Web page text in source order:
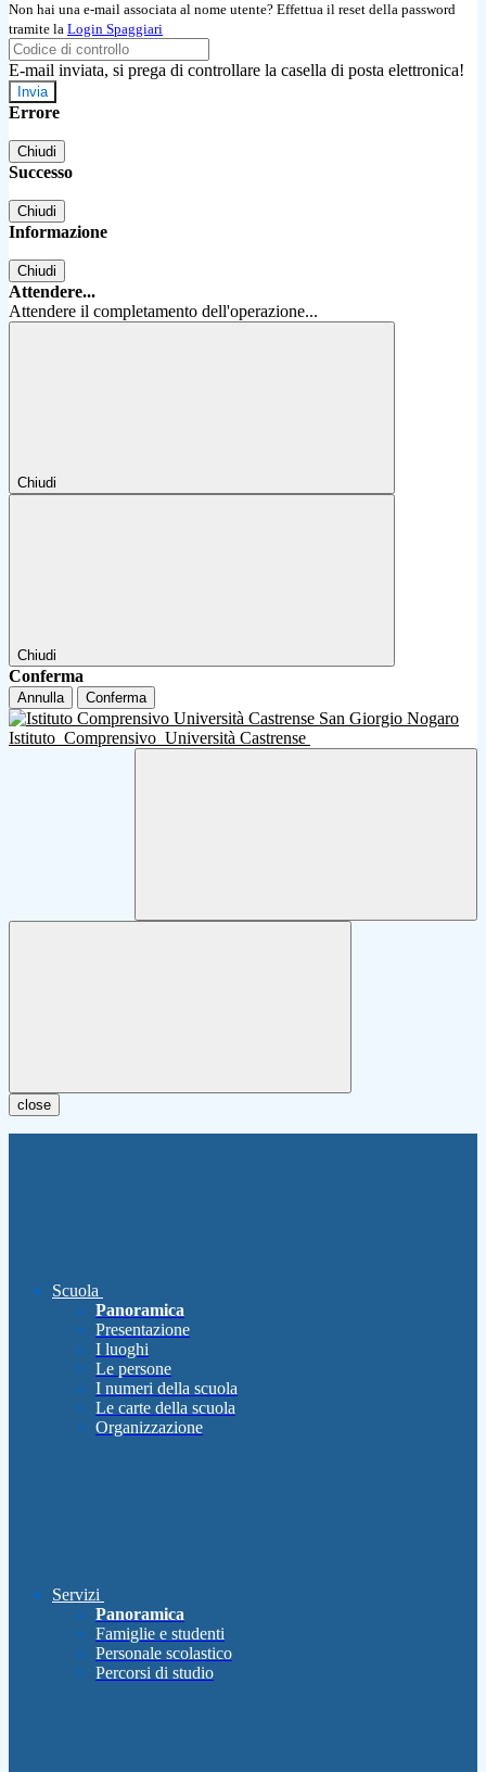
Non hai una e-mail associata al nome utente? Effettua il reset della password
tramite la Login Spaggiari
E-mail inviata, si prega di controllare la casella di posta elettronica!
Errore
Chiudi
Successo
Chiudi
Informazione
Chiudi
Attendere...
Attendere il completamento dell'operazione...
Chiudi
Chiudi
Conferma
Annulla Conferma
Istituto Comprensivo Università Castrense
close
Scuola
Panoramica
Presentazione
I luoghi
Le persone
I numeri della scuola
Le carte della scuola
Organizzazione
Servizi
Panoramica
Famiglie e studenti
Personale scolastico
Percorsi di studio